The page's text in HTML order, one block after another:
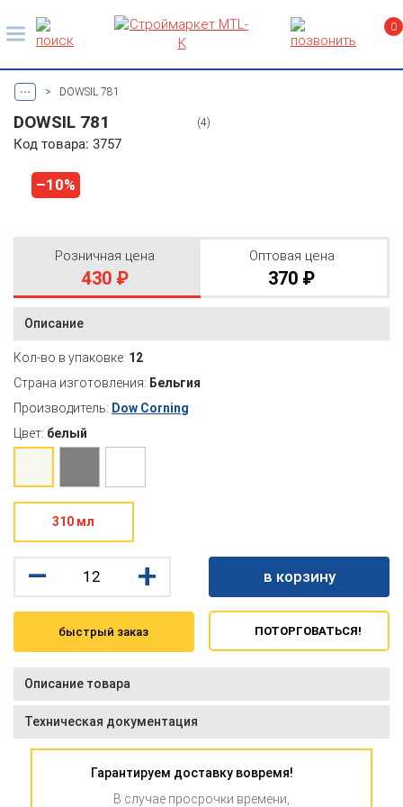
0
... > DOWSIL 781
DOWSIL 781 (4)
Код товара: 3757
–10%
Розничная цена
430 ₽
Оптовая цена
370 ₽
Описание
Кол-во в упаковке: 12
Страна изготовления: Бельгия
Производитель: Dow Corning
Цвет: белый
310 мл
– + в корзину
быстрый заказ ПОТОРГОВАТЬСЯ!
Описание товара
Техническая документация
Гарантируем доставку вовремя!
В случае просрочки времени,